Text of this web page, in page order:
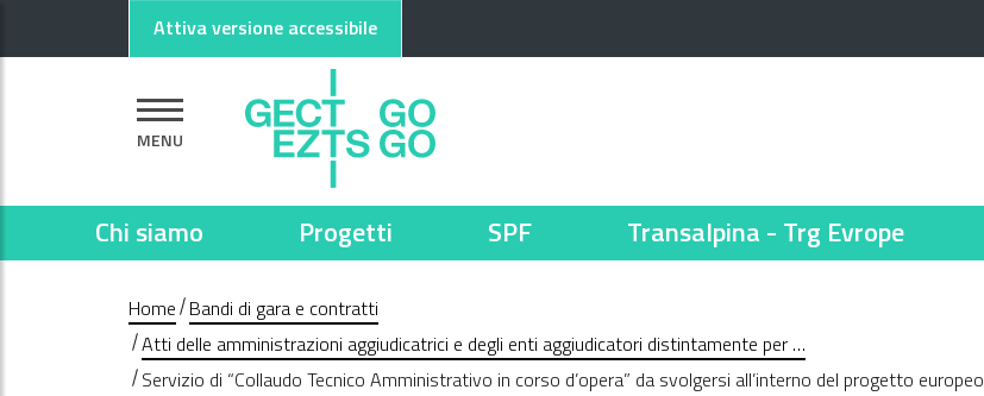
Attiva versione accessibile
MENU
Chi siamo Progetti SPF Transalpina - Trg Evrope
Home Bandi di gara e contratti
Atti delle amministrazioni aggiudicatrici e degli enti aggiudicatori distintamente per …
Servizio di “Collaudo Tecnico Amministrativo in corso d’opera” da svolgersi all’interno del progetto europeo